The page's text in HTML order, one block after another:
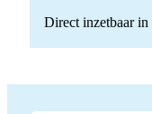
Direct inzetbaar in